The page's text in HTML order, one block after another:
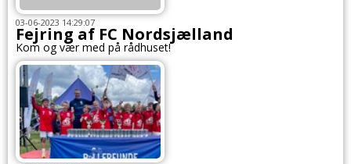
03-06-2023 14:29:07
Fejring af FC Nordsjælland
Kom og vær med på rådhuset!